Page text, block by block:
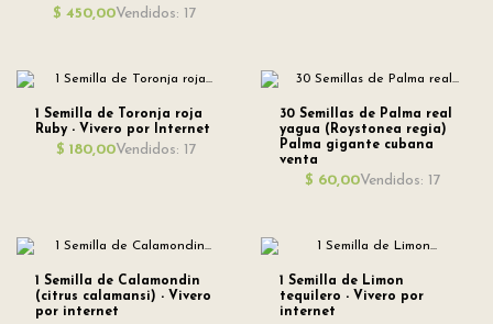
$ 450,00Vendidos: 17
1 Semilla de Toronja roja
Ruby - Vivero por Internet
$ 180,00Vendidos: 17
30 Semillas de Palma real
yagua (Roystonea regia)
Palma gigante cubana
venta
$ 60,00Vendidos: 17
1 Semilla de Calamondin
(citrus calamansi) - Vivero
por internet
1 Semilla de Limon
tequilero - Vivero por
internet